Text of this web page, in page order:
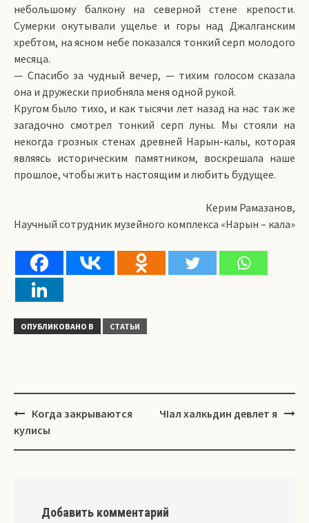
небольшому балкону на северной стене крепости.
Сумерки окутывали ущелье и горы над Джалганским
хребтом, на ясном небе показался тонкий серп молодого
месяца.
— Спасибо за чудный вечер, — тихим голосом сказала
она и дружески приобняла меня одной рукой.
Кругом было тихо, и как тысячи лет назад на нас так же
загадочно смотрел тонкий серп луны. Мы стояли на
некогда грозных стенах древней Нарын-калы, которая
являясь историческим памятником, воскрешала наше
прошлое, чтобы жить настоящим и любить будущее.
Керим Рамазанов,
Научный сотрудник музейного комплекса «Нарын – кала»
ОПУБЛИКОВАНО В СТАТЬИ
Навигация
Когда закрываются
кулисы
ЧIал халкьдин девлет я
Добавить комментарий